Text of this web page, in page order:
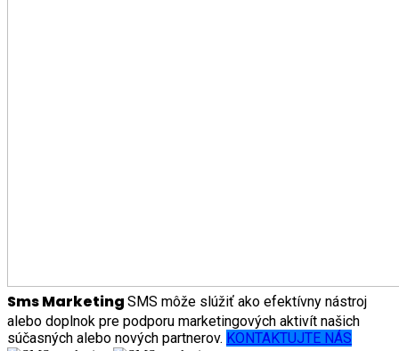
Sms Marketing SMS môže slúžiť ako efektívny nástroj
alebo doplnok pre podporu marketingových aktivít našich
súčasných alebo nových partnerov. KONTAKTUJTE NÁS